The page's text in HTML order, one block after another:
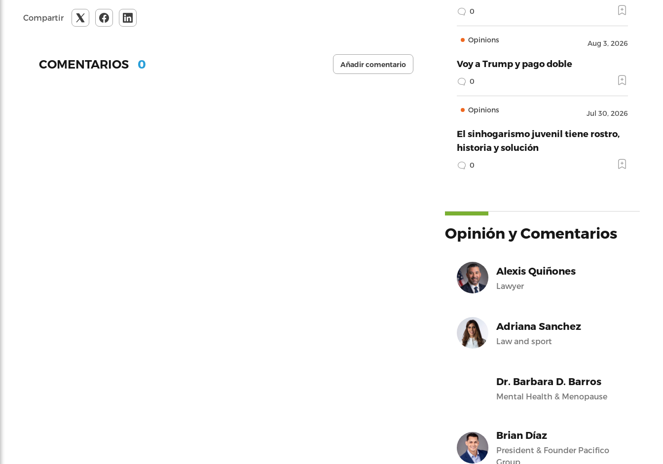
Compartir
COMENTARIOS 0 Añadir comentario
0
Opinions Aug 3, 2026
Voy a Trump y pago doble
0
Opinions Jul 30, 2026
El sinhogarismo juvenil tiene rostro,
historia y solución
0
Opinión y Comentarios
Alexis Quiñones
Lawyer
Adriana Sanchez
Law and sport
Dr. Barbara D. Barros
Mental Health & Menopause
Brian Díaz
President & Founder Pacifico
Group